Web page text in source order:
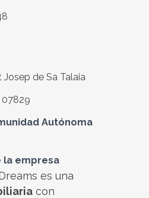
Josep de Sa Talaia
07829
Autónoma
la empresa
es una
con